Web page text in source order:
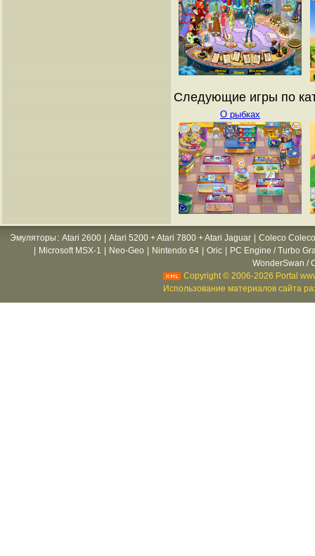
Следующие игры по
О рыбках
Эмуляторы : Atari 2600 Atari 5200 + Atari 7800 + Atari Jaguar
Coleco
Microsoft MSX-1 Neo-Geo Nintendo 64 Oric
PC Engine / Turbo
WonderSwan /
Copyright © 2006-2026 Portal
Использование материалов сайта